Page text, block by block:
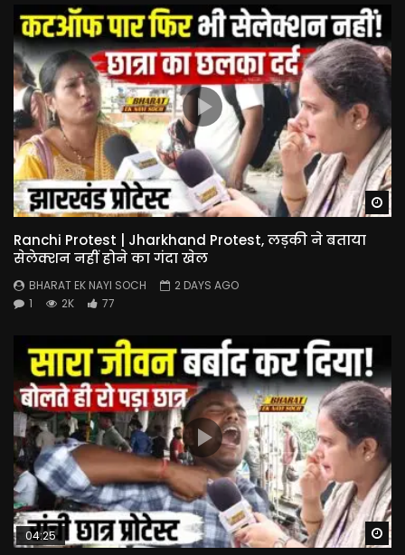
Ranchi Protest | Jharkhand Protest, लड़की ने बताया
सेलेक्शन नहीं होने का गंदा खेल
BHARAT EK NAYI SOCH
2 DAYS AGO
1
2K 77
04:25